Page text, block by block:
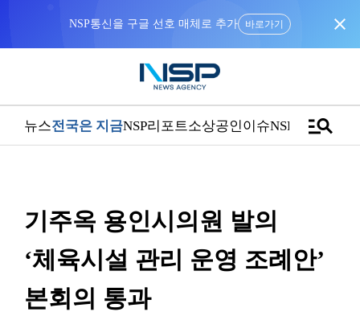
“우리는 독자가 구독할 수 있는 기사를 씁니다” close
뉴스전국은 지금NSP리포트소상공인이슈NSPTVmanage_search
기주옥 용인시의원 발의
‘체육시설 관리 운영 조례안’
본회의 통과